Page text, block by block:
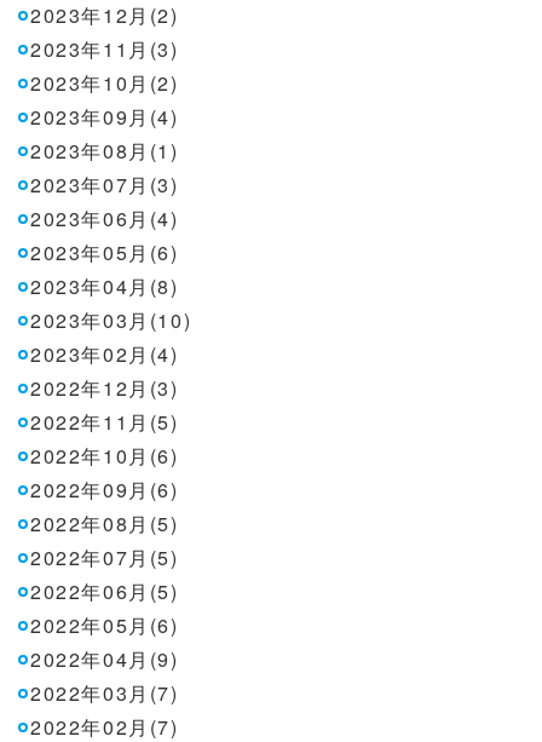
2023年12月(2)
2023年11月(3)
2023年10月(2)
2023年09月(4)
2023年08月(1)
2023年07月(3)
2023年06月(4)
2023年05月(6)
2023年04月(8)
2023年03月(10)
2023年02月(4)
2022年12月(3)
2022年11月(5)
2022年10月(6)
2022年09月(6)
2022年08月(5)
2022年07月(5)
2022年06月(5)
2022年05月(6)
2022年04月(9)
2022年03月(7)
2022年02月(7)